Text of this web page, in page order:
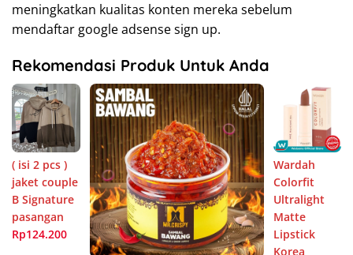
meningkatkan kualitas konten mereka sebelum
mendaftar google adsense sign up.
Rekomendasi Produk Untuk Anda
( isi 2 pcs )
jaket couple
B Signature
pasangan
Rp124.200
Wardah
Colorfit
Ultralight
Matte
Lipstick
Korea